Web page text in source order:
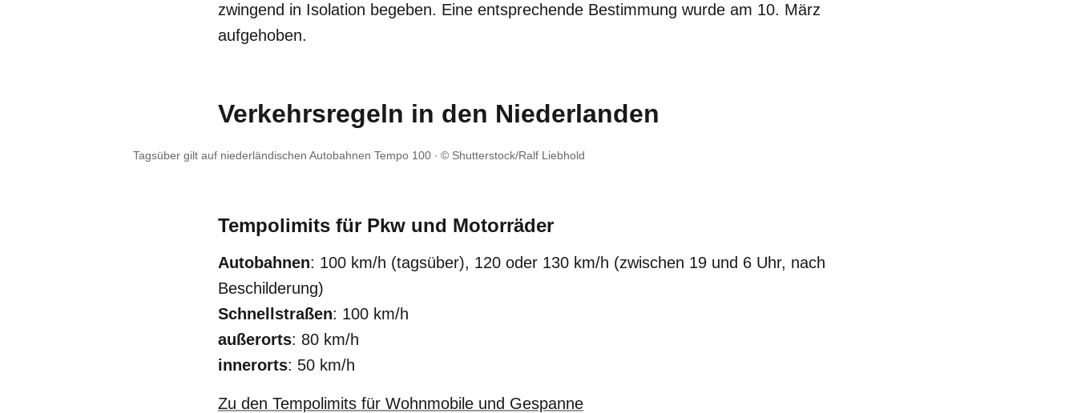
zwingend in Isolation begeben. Eine entsprechende Bestimmung wurde am 10. März
aufgehoben.
Verkehrsregeln in den Niederlanden
Tagsüber gilt auf niederländischen Autobahnen Tempo 100 © Shutterstock/Ralf Liebhold
Tempolimits für Pkw und Motorräder
Autobahnen: 100 km/h (tagsüber), 120 oder 130 km/h (zwischen 19 und 6 Uhr, nach
Beschilderung)
Schnellstraßen: 100 km/h
außerorts: 80 km/h
innerorts: 50 km/h
Zu den Tempolimits für Wohnmobile und Gespanne